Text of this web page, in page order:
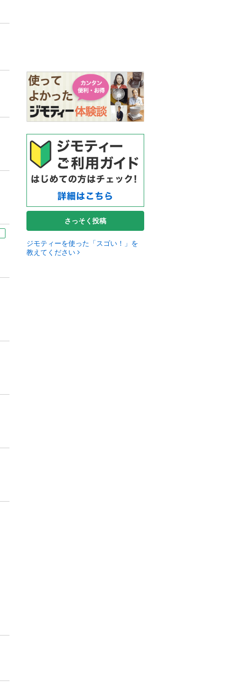
さっそく投稿
ジモティーを使った「スゴい！」を
教えてください